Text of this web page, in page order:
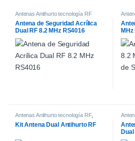
Antenas Antihurto tecnología RF
Antena de Seguridad Acrílica
Dual RF 8.2 MHz RS4016
Antenas Antihurto tecnología RF,
Kit Antena Dual Antihurto RF
Dual